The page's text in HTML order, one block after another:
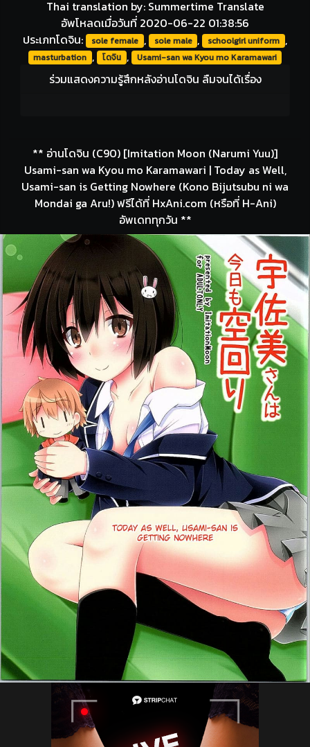
Thai translation by: Summertime Translate
อัพโหลดเมื่อวันที่ 2020-06-22 01:38:56
ประเภทโดจิน: sole female , sole male , schoolgirl uniform ,
masturbation , โดจิน , Usami-san wa Kyou mo Karamawari
ร่วมแสดงความรู้สึกหลังอ่านโดจิน ลืมจนได้เรื่อง
** อ่านโดจิน (C90) [Imitation Moon (Narumi Yuu)]
Usami-san wa Kyou mo Karamawari | Today as Well,
Usami-san is Getting Nowhere (Kono Bijutsubu ni wa
Mondai ga Aru!) ฟรีได้ที่ HxAni.com (หรือที่ H-Ani)
อัพเดททุกวัน **